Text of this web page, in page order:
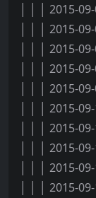
│ │ │ 2015-
│ │ │ 2015-
│ │ │ 2015-
│ │ │ 2015-
│ │ │ 2015-
│ │ │ 2015-
│ │ │ 2015-
│ │ │ 2015-
│ │ │ 2015-
│ │ │ 2015-